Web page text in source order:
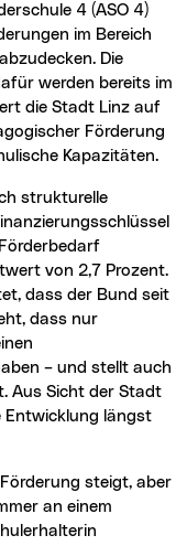
4 (ASO 4)
im Bereich
Die
werden bereits im
die Stadt Linz auf
Förderung
Kapazitäten.
von 2,7 Prozent.
dass der Bund seit
dass nur
– und stellt auch
Aus Sicht der Stadt
Entwicklung längst
an einem